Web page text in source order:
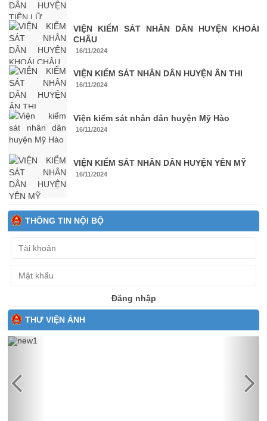
VIỆN KIỂM SÁT NHÂN DÂN HUYỆN KHOÁI
CHÂU
16/11/2024
VIỆN KIỂM SÁT NHÂN DÂN HUYỆN ÂN THI
16/11/2024
Viện kiểm sát nhân dân huyện Mỹ Hào
16/11/2024
VIỆN KIỂM SÁT NHÂN DÂN HUYỆN YÊN MỸ
16/11/2024
THÔNG TIN NỘI BỘ
Đăng nhập
THƯ VIỆN ẢNH
Previous